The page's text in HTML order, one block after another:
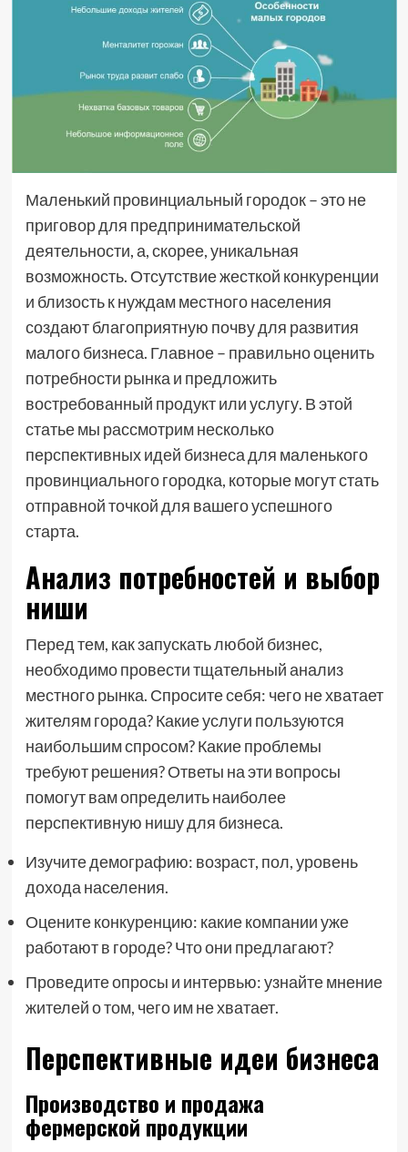
Маленький провинциальный городок – это не
приговор для предпринимательской
деятельности, а, скорее, уникальная
возможность. Отсутствие жесткой конкуренции
и близость к нуждам местного населения
создают благоприятную почву для развития
малого бизнеса. Главное – правильно оценить
потребности рынка и предложить
востребованный продукт или услугу. В этой
статье мы рассмотрим несколько
перспективных идей бизнеса для маленького
провинциального городка, которые могут стать
отправной точкой для вашего успешного
старта.
Анализ потребностей и выбор
ниши
Перед тем, как запускать любой бизнес,
необходимо провести тщательный анализ
местного рынка. Спросите себя: чего не хватает
жителям города? Какие услуги пользуются
наибольшим спросом? Какие проблемы
требуют решения? Ответы на эти вопросы
помогут вам определить наиболее
перспективную нишу для бизнеса.
Изучите демографию: возраст, пол, уровень
дохода населения.
Оцените конкуренцию: какие компании уже
работают в городе? Что они предлагают?
Проведите опросы и интервью: узнайте мнение
жителей о том, чего им не хватает.
Перспективные идеи бизнеса
Производство и продажа
фермерской продукции